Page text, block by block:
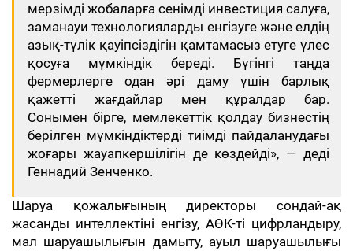
мерзімді жобаларға сенімді инвестиция салуға,
заманауи технологияларды енгізуге және елдің
азық-түлік қауіпсіздігін қамтамасыз етуге үлес
қосуға мүмкіндік береді. Бүгінгі таңда
фермерлерге одан әрі даму үшін барлық
қажетті жағдайлар мен құралдар бар.
Сонымен бірге, мемлекеттік қолдау бизнестің
берілген мүмкіндіктерді тиімді пайдаланудағы
жоғары жауапкершілігін де көздейді», — деді
Геннадий Зенченко.
Шаруа қожалығының директоры сондай-ақ
жасанды интеллектіні енгізу, АӨК-ті цифрландыру,
мал шаруашылығын дамыту, ауыл шаруашылығы